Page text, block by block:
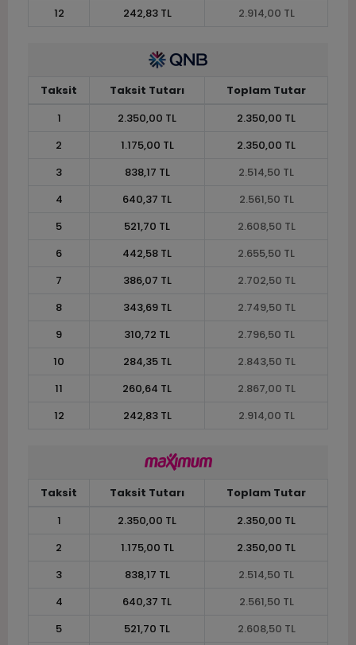
12
242,83 TL 2.914,00 TL
Taksit Taksit Tutarı
Toplam Tutar
1
2.350,00 TL
2.350,00 TL
2
1.175,00 TL
2.350,00 TL
3
838,17 TL
2.514,50 TL
4
640,37 TL
2.561,50 TL
5
521,70 TL
2.608,50 TL
6
442,58 TL
2.655,50 TL
7
386,07 TL
2.702,50 TL
8
343,69 TL
2.749,50 TL
9
310,72 TL
2.796,50 TL
10
284,35 TL
2.843,50 TL
11
260,64 TL
2.867,00 TL
12
242,83 TL 2.914,00 TL
Taksit Taksit Tutarı
Toplam Tutar
1
2.350,00 TL
2.350,00 TL
2
1.175,00 TL
2.350,00 TL
3
838,17 TL
2.514,50 TL
4
640,37 TL
2.561,50 TL
5
521,70 TL 2.608,50 TL